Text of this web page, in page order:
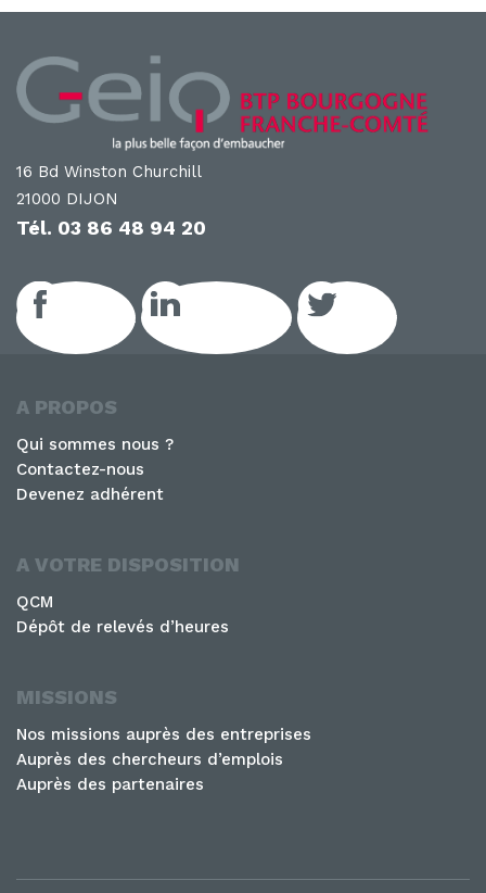
16 Bd Winston Churchill
21000 DIJON
Tél. 03 86 48 94 20
Facebook LinkedIn GEIQ Twitter
A PROPOS
Qui sommes nous ?
Contactez-nous
Devenez adhérent
A VOTRE DISPOSITION
QCM
Dépôt de relevés d’heures
MISSIONS
Nos missions auprès des entreprises
Auprès des chercheurs d’emplois
Auprès des partenaires